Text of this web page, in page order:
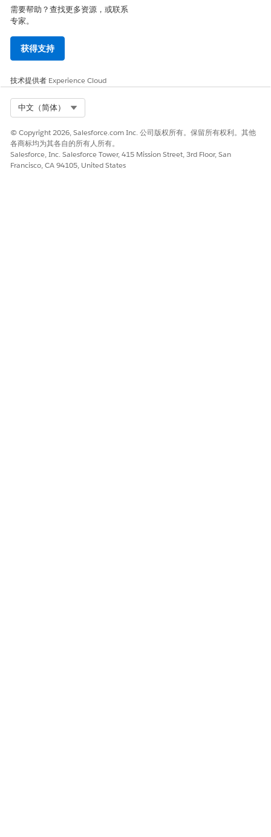
需要帮助？查找更多资源，或联系
专家。
获得支持
技术提供者 Experience Cloud
中文（简体）
© Copyright 2026, Salesforce.com Inc. 公司版权所有。保留所有权利。其他
各商标均为其各自的所有人所有。
Salesforce, Inc. Salesforce Tower, 415 Mission Street, 3rd Floor, San
Francisco, CA 94105, United States